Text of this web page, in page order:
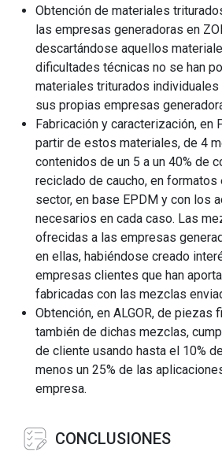
Obtención de materiales
las empresas generadoras en
descartándose aquellos
dificultades técnicas no se han
materiales triturados
sus propias empresas
Fabricación y caracterización, en
partir de estos materiales, de 4
contenidos de un 5 a un 40% de
reciclado de caucho, en formatos
sector, en base EPDM y con los
necesarios en cada caso. Las
ofrecidas a las empresas
en ellas, habiéndose creado
empresas clientes que han
fabricadas con las mezclas
Obtención, en ALGOR, de piezas
también de dichas mezclas,
de cliente usando hasta el 10%
menos un 25% de las
empresa.
CONCLUSIONES